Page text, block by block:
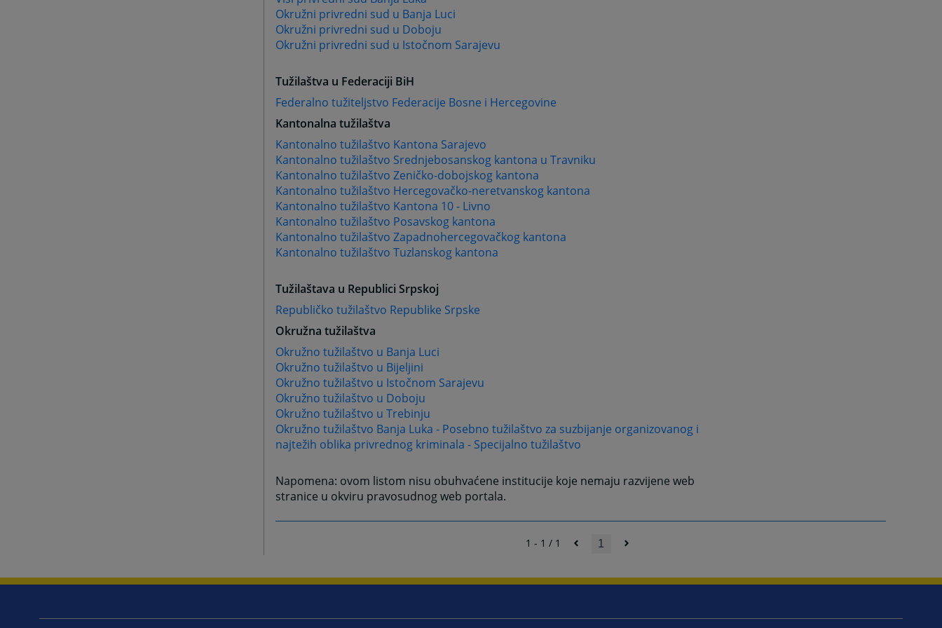
Okružni privredni sud u Banja Luci
Okružni privredni sud u Doboju
Okružni privredni sud u Istočnom Sarajevu
Tužilaštva u Federaciji BiH
Federalno tužiteljstvo Federacije Bosne i Hercegovine
Kantonalna tužilaštva
Kantonalno tužilaštvo Kantona Sarajevo
Kantonalno tužilaštvo Srednjebosanskog kantona u Travniku
Kantonalno tužilaštvo Zeničko-dobojskog kantona
Kantonalno tužilaštvo Hercegovačko-neretvanskog kantona
Kantonalno tužilaštvo Kantona 10 - Livno
Kantonalno tužilaštvo Posavskog kantona
Kantonalno tužilaštvo Zapadnohercegovačkog kantona
Kantonalno tužilaštvo Tuzlanskog kantona
Tužilaštava u Republici Srpskoj
Republičko tužilaštvo Republike Srpske
Okružna tužilaštva
Okružno tužilaštvo u Banja Luci
Okružno tužilaštvo u Bijeljini
Okružno tužilaštvo u Istočnom Sarajevu
Okružno tužilaštvo u Doboju
Okružno tužilaštvo u Trebinju
Okružno tužilaštvo Banja Luka - Posebno tužilaštvo za suzbijanje organizovanog i
najtežih oblika privrednog kriminala - Specijalno tužilaštvo
Napomena: ovom listom nisu obuhvaćene institucije koje nemaju razvijene web
stranice u okviru pravosudnog web portala.
1 - 1 / 1 1